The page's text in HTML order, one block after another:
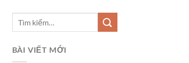
BÀI VIẾT MỚI